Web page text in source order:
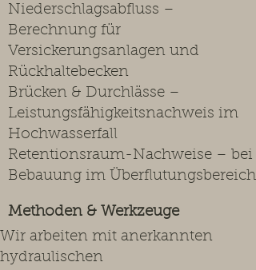
Niederschlagsabfluss –
Berechnung für
Versickerungsanlagen und
Rückhaltebecken
Brücken & Durchlässe –
Leistungsfähigkeitsnachweis im
Hochwasserfall
Retentionsraum-Nachweise – bei
Bebauung im Überflutungsbereich
Methoden & Werkzeuge
Wir arbeiten mit anerkannten
hydraulischen